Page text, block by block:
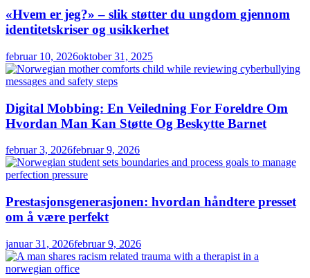
«Hvem er jeg?» – slik støtter du ungdom gjennom
identitetskriser og usikkerhet
februar 10, 2026oktober 31, 2025
Digital Mobbing: En Veiledning For Foreldre Om
Hvordan Man Kan Støtte Og Beskytte Barnet
februar 3, 2026februar 9, 2026
Prestasjonsgenerasjonen: hvordan håndtere presset
om å være perfekt
januar 31, 2026februar 9, 2026